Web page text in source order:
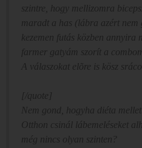
szintre, hogy mellizomra
maradt a has (lábra azért
kezemen futás közben annyira
farmer gatyám szorít a
A válaszokat elõre is kösz
[/quote]
Nem gond, hogyha diéta
Otthon csinál lábemeléseket
még nincs olyan szinten?